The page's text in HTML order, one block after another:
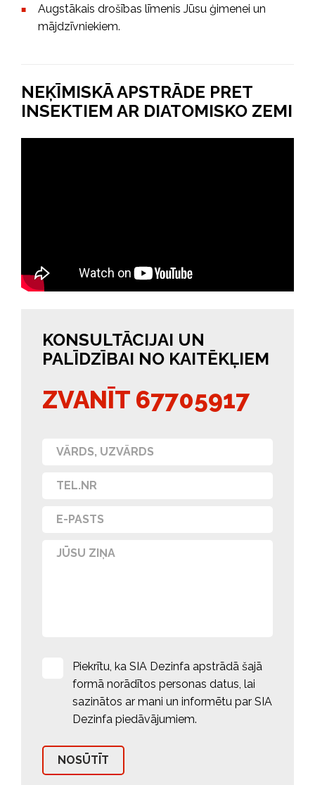
Augstākais drošības līmenis Jūsu ģimenei un
mājdzīvniekiem.
NEĶĪMISKĀ APSTRĀDE PRET
INSEKTIEM AR DIATOMISKO ZEMI
KONSULTĀCIJAI UN
PALĪDZĪBAI NO KAITĒKĻIEM
ZVANĪT 67705917
Piekrītu, ka SIA Dezinfa apstrādā šajā
formā norādītos personas datus, lai
sazinātos ar mani un informētu par SIA
Dezinfa piedāvājumiem.